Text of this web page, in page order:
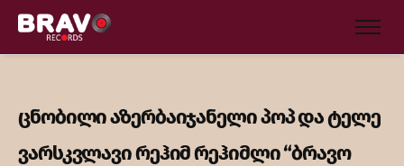
ცნობილი აზერბაიჯანელი პოპ და ტელე
ვარსკვლავი რეჰიმ რეჰიმლი “ბრავო